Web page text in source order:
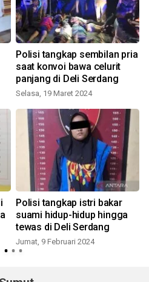
Polisi tangkap sembilan pria
saat konvoi bawa celurit
panjang di Deli Serdang
Selasa, 19 Maret 2024
Polisi tangkap istri bakar
suami hidup-hidup hingga
tewas di Deli Serdang
Jumat, 9 Februari 2024